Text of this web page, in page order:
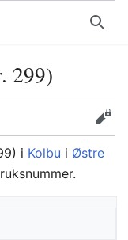
Søk
299)
Rediger
i Kolbu i Østre